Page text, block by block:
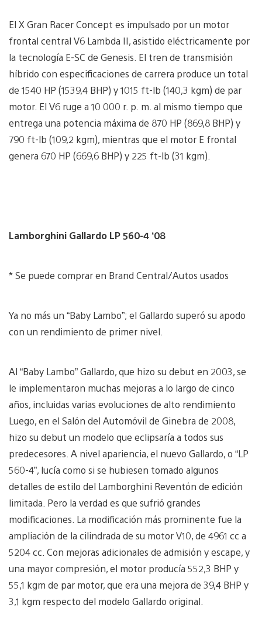
El X Gran Racer Concept es impulsado por un motor
frontal central V6 Lambda II, asistido eléctricamente por
la tecnología E-SC de Genesis. El tren de transmisión
híbrido con especificaciones de carrera produce un total
de 1540 HP (1539,4 BHP) y 1015 ft-lb (140,3 kgm) de par
motor. El V6 ruge a 10 000 r. p. m. al mismo tiempo que
entrega una potencia máxima de 870 HP (869,8 BHP) y
790 ft-lb (109,2 kgm), mientras que el motor E frontal
genera 670 HP (669,6 BHP) y 225 ft-lb (31 kgm).
Lamborghini Gallardo LP 560-4 ‘08
* Se puede comprar en Brand Central/Autos usados
Ya no más un “Baby Lambo”; el Gallardo superó su apodo
con un rendimiento de primer nivel.
Al “Baby Lambo” Gallardo, que hizo su debut en 2003, se
le implementaron muchas mejoras a lo largo de cinco
años, incluidas varias evoluciones de alto rendimiento
Luego, en el Salón del Automóvil de Ginebra de 2008,
hizo su debut un modelo que eclipsaría a todos sus
predecesores. A nivel apariencia, el nuevo Gallardo, o “LP
560-4”, lucía como si se hubiesen tomado algunos
detalles de estilo del Lamborghini Reventón de edición
limitada. Pero la verdad es que sufrió grandes
modificaciones. La modificación más prominente fue la
ampliación de la cilindrada de su motor V10, de 4961 cc a
5204 cc. Con mejoras adicionales de admisión y escape, y
una mayor compresión, el motor producía 552,3 BHP y
55,1 kgm de par motor, que era una mejora de 39,4 BHP y
3,1 kgm respecto del modelo Gallardo original.